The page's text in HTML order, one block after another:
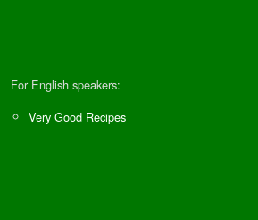
For English speakers:
Very Good Recipes